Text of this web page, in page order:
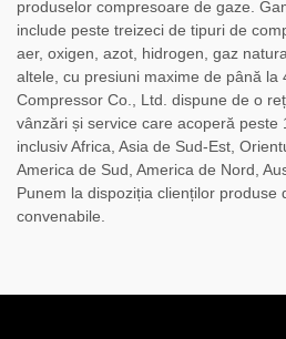
produselor compresoare de gaze.
include peste treizeci de tipuri de
aer, oxigen, azot, hidrogen, gaz
altele, cu presiuni maxime de până la
Compressor Co., Ltd. dispune de o
vânzări și service care acoperă peste
inclusiv Africa, Asia de Sud-Est,
America de Sud, America de Nord,
Punem la dispoziția clienților produse
convenabile.